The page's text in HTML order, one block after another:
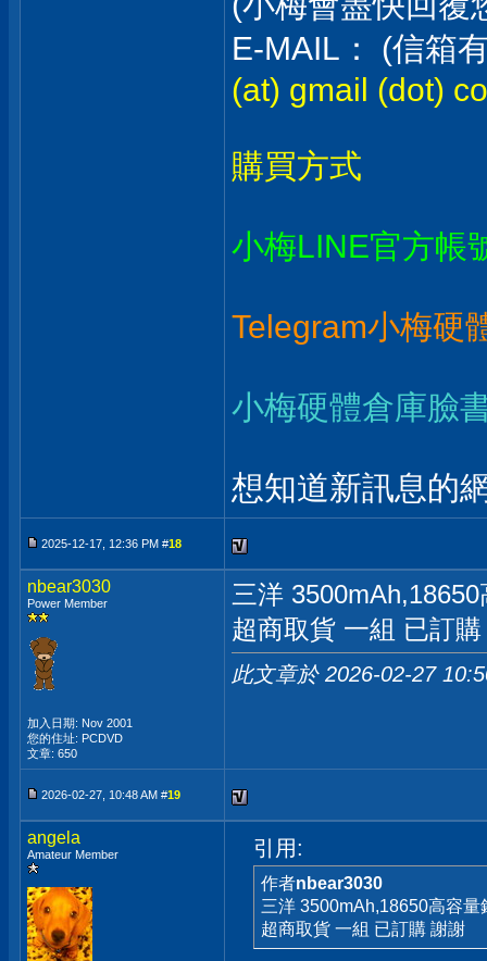
E-MAIL： (信箱
(at) gmail (dot)
購買方式
小梅LINE官方帳
Telegram小梅硬
小梅硬體倉庫臉
想知道新訊息的
2025-12-17, 12:36 PM #18
nbear3030
Power Member
加入日期: Nov 2001
您的住址: PCDVD
文章: 650
三洋
超商取貨 一組 已訂
此文章於 2026-02-27
2026-02-27, 10:48 AM #19
angela
Amateur Member 引用:
作者nbear3030
三洋 3500mAh,18650高容量
超商取貨 一組 已訂購 謝謝